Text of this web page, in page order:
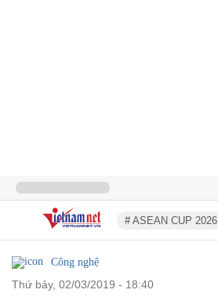
# ASEAN CUP 2026
Công nghệ
thứ bảy, 02/03/2019 - 18:40